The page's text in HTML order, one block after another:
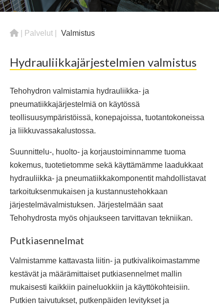
Palvelut Valmistus
Hydrauliikkajärjestelmien valmistus
Tehohydron valmistamia hydrauliikka- ja
pneumatiikkajärjestelmiä on käytössä
teollisuusympäristöissä, konepajoissa, tuotantokoneissa
ja liikkuvassakalustossa.
Suunnittelu-, huolto- ja korjaustoiminnamme tuoma
kokemus, tuotetietomme sekä käyttämämme laadukkaat
hydrauliikka- ja pneumatiikkakomponentit mahdollistavat
tarkoituksenmukaisen ja kustannustehokkaan
järjestelmävalmistuksen. Järjestelmään saat
Tehohydrosta myös ohjaukseen tarvittavan tekniikan.
Putkiasennelmat
Valmistamme kattavasta liitin- ja putkivalikoimastamme
kestävät ja määrämittaiset putkiasennelmet mallin
mukaisesti kaikkiin paineluokkiin ja käyttökohteisiin.
Putkien taivutukset, putkenpäiden levitykset ja